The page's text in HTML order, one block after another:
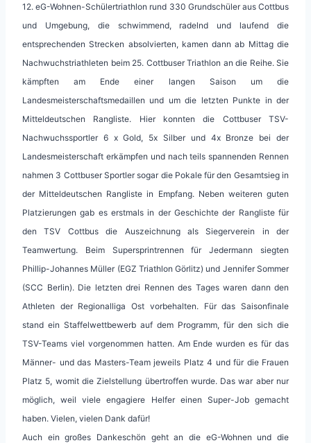
12. eG-Wohnen-Schülertriathlon rund 330 Grundschüler aus Cottbus
und Umgebung, die schwimmend, radelnd und laufend die
entsprechenden Strecken absolvierten, kamen dann ab Mittag die
Nachwuchstriathleten beim 25. Cottbuser Triathlon an die Reihe. Sie
kämpften am Ende einer langen Saison um die
Landesmeisterschaftsmedaillen und um die letzten Punkte in der
Mitteldeutschen Rangliste. Hier konnten die Cottbuser TSV-
Nachwuchssportler 6 x Gold, 5x Silber und 4x Bronze bei der
Landesmeisterschaft erkämpfen und nach teils spannenden Rennen
nahmen 3 Cottbuser Sportler sogar die Pokale für den Gesamtsieg in
der Mitteldeutschen Rangliste in Empfang. Neben weiteren guten
Platzierungen gab es erstmals in der Geschichte der Rangliste für
den TSV Cottbus die Auszeichnung als Siegerverein in der
Teamwertung. Beim Supersprintrennen für Jedermann siegten
Phillip-Johannes Müller (EGZ Triathlon Görlitz) und Jennifer Sommer
(SCC Berlin). Die letzten drei Rennen des Tages waren dann den
Athleten der Regionalliga Ost vorbehalten. Für das Saisonfinale
stand ein Staffelwettbewerb auf dem Programm, für den sich die
TSV-Teams viel vorgenommen hatten. Am Ende wurden es für das
Männer- und das Masters-Team jeweils Platz 4 und für die Frauen
Platz 5, womit die Zielstellung übertroffen wurde. Das war aber nur
möglich, weil viele engagiere Helfer einen Super-Job gemacht
haben. Vielen, vielen Dank dafür!
Auch ein großes Dankeschön geht an die eG-Wohnen und die